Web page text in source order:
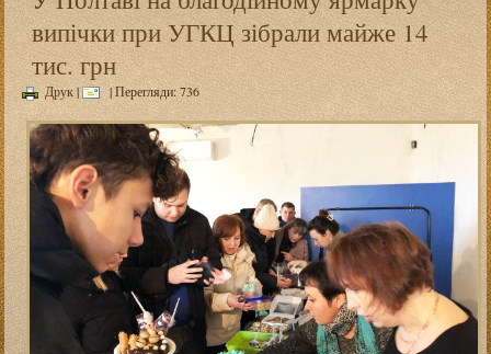
випічки при УГКЦ зібрали майже 14
тис. грн
Друк| | Перегляди: 736